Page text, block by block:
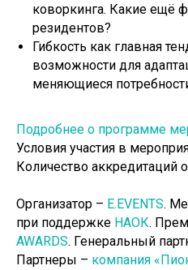
коворкинга. Какие ещё
резидентов?
Гибкость как главная
возможности для
меняющиеся
Подробнее о программе
Условия участия в
Количество аккредитаций
Организатор – E.EVENTS.
при поддержке НАОК.
AWARDS. Генеральный
Партнеры – компания